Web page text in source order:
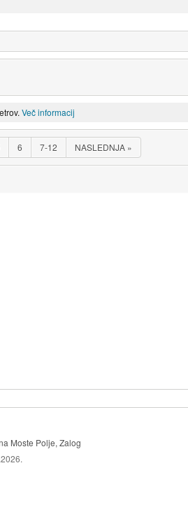
Več informacij
6 7-12 NASLEDNJA »
Moste Polje, Zalog